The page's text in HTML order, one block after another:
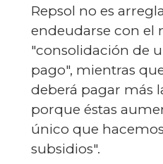
Repsol no es
endeudarse con el
"consolidación de
pago", mientras
deberá pagar más
porque éstas
único que
subsidios".